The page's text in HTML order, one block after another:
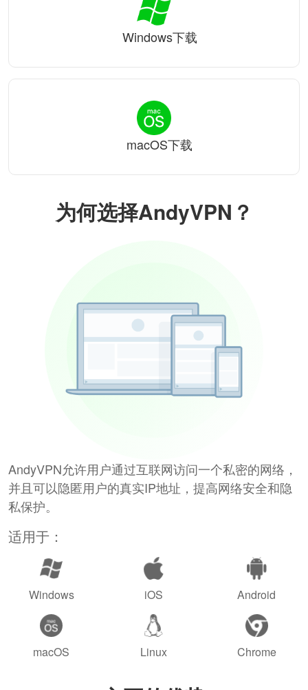
为何选择AndyVPN？
AndyVPN允许用户通过互联网访问一个私密的网络，
并且可以隐匿用户的真实IP地址，提高网络安全和隐
私保护。
适用于：
Windows iOS Android
macOS Linux Chrome
Windows下载
macOS下载